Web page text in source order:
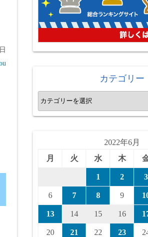
カテゴリー
カ
テ
2022年6月
月
火 水 木
1 2 3
6 7 8 9
13 14 15 16
20 21 22 23